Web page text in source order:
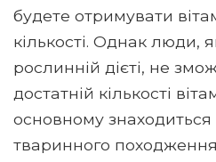
будете отримувати
кількості. Однак люди,
рослинній дієті, не
достатній кількості
основному знаходиться
тваринного